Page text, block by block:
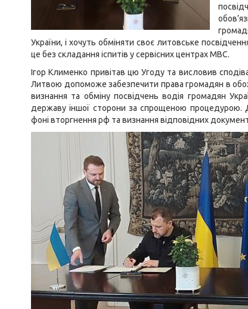
України, і хочуть обміняти своє литовське
це без складання іспитів у сервісних центрах МВС.
Ігор Клименко привітав цю Угоду та висловив
Литвою допоможе забезпечити права громадян в
визнання та обміну посвідчень водія громадян
державу іншої сторони за спрощеною процедурою.
фоні вторгнення рф та визнання відповідних